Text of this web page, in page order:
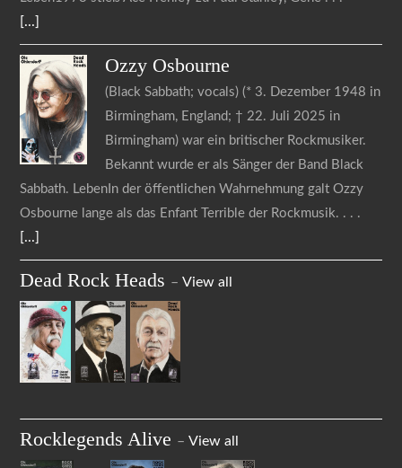
[...]
Ozzy Osbourne
(Black Sabbath; vocals) (* 3. Dezember 1948 in
Birmingham, England; † 22. Juli 2025 in
Birmingham) war ein britischer Rockmusiker.
Bekannt wurde er als Sänger der Band Black
Sabbath. LebenIn der öffentlichen Wahrnehmung galt Ozzy
Osbourne lange als das Enfant Terrible der Rockmusik.
[...]
Dead Rock Heads –View all
Rocklegends Alive –View all